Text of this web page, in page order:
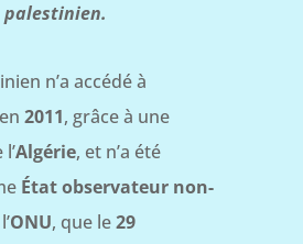
palestinien.
n’a accédé à
2011, grâce à une
Algérie, et n’a été
État observateur non-
ONU, que le29